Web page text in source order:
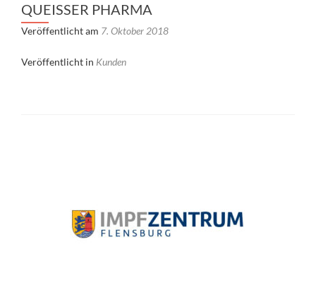
QUEISSER PHARMA
Veröffentlicht am 7. Oktober 2018
Veröffentlicht in Kunden